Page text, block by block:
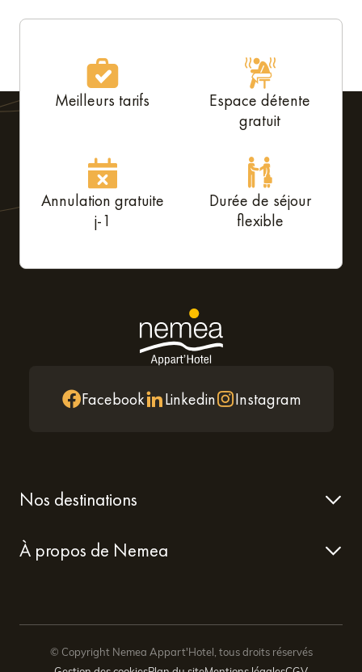
Meilleurs tarifs
Espace détente
gratuit
Annulation gratuite
j-1
Durée de séjour
flexible
Facebook Linkedin Instagram
Nos destinations
À propos de Nemea
© Copyright Nemea Appart'Hotel, tous droits réservés